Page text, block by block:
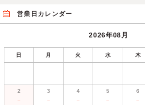
営業日カレンダー
2026年08月
日 月 火 水 木
2
－
3
－
4
－
5
－
6
－